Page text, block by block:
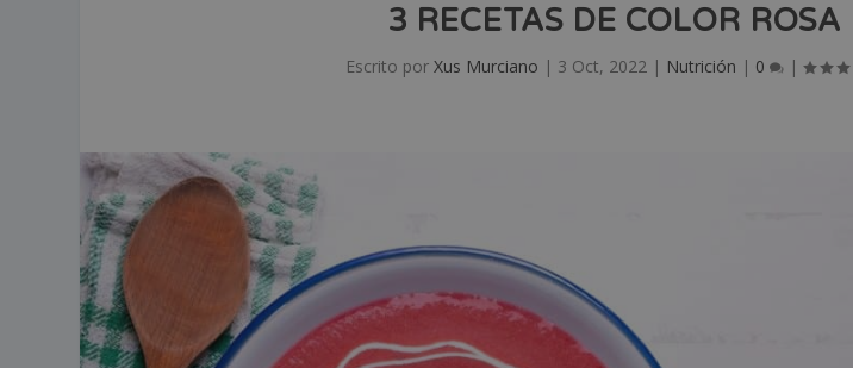
3 RECETAS DE COLOR ROSA
Escrito por Xus Murciano | 3 Oct, 2022| Nutrición | 0 |